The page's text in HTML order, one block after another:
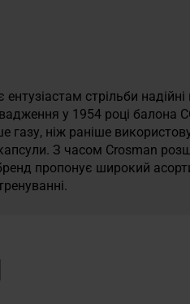
стрільби надійні
у 1954 році балона
ніж раніше
капсули. З часом Crosman
пропонує широкий